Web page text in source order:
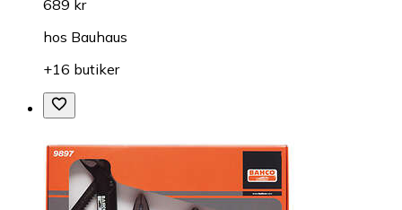
689 kr
hos Bauhaus
+16 butiker